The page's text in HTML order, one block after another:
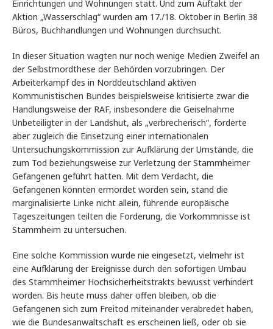
Einrichtungen und Wohnungen statt. Und zum Auftakt der
Aktion „Wasserschlag“ wurden am 17./18. Oktober in Berlin 38
Büros, Buchhandlungen und Wohnungen durchsucht.
In dieser Situation wagten nur noch wenige Medien Zweifel an
der Selbstmordthese der Behörden vorzubringen. Der
Arbeiterkampf des in Norddeutschland aktiven
Kommunistischen Bundes beispielsweise kritisierte zwar die
Handlungsweise der RAF, insbesondere die Geiselnahme
Unbeteiligter in der Landshut, als „verbrecherisch“, forderte
aber zugleich die Einsetzung einer internationalen
Untersuchungskommission zur Aufklärung der Umstände, die
zum Tod beziehungsweise zur Verletzung der Stammheimer
Gefangenen geführt hatten. Mit dem Verdacht, die
Gefangenen könnten ermordet worden sein, stand die
marginalisierte Linke nicht allein, führende europäische
Tageszeitungen teilten die Forderung, die Vorkommnisse ist
Stammheim zu untersuchen.
Eine solche Kommission wurde nie eingesetzt, vielmehr ist
eine Aufklärung der Ereignisse durch den sofortigen Umbau
des Stammheimer Hochsicherheitstrakts bewusst verhindert
worden. Bis heute muss daher offen bleiben, ob die
Gefangenen sich zum Freitod miteinander verabredet haben,
wie die Bundesanwaltschaft es erscheinen ließ, oder ob sie